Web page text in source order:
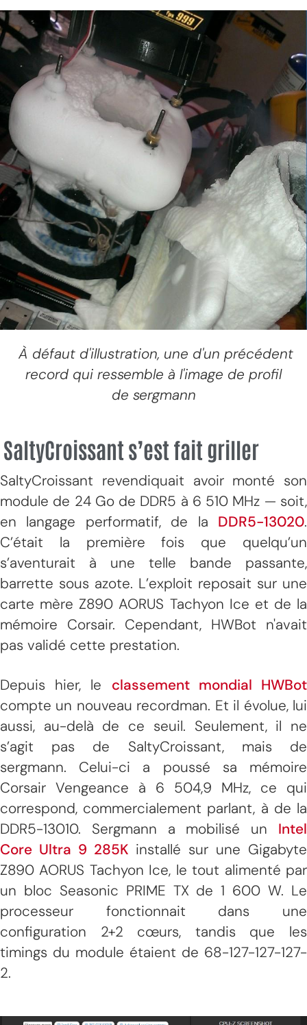
À défaut d'illustration, une d'un précédent
record qui ressemble à l'image de profil
de sergmann
SaltyCroissant s’est fait griller
SaltyCroissant revendiquait avoir monté son
module de 24 Go de DDR5 à 6 510 MHz — soit,
en langage performatif, de la DDR5-13020.
C’était la première fois que quelqu’un
s’aventurait à une telle bande passante,
barrette sous azote. L’exploit reposait sur une
carte mère Z890 AORUS Tachyon Ice et de la
mémoire Corsair. Cependant, HWBot n'avait
pas validé cette prestation.
Depuis hier, le classement mondial HWBot
compte un nouveau recordman. Et il évolue, lui
aussi, au-delà de ce seuil. Seulement, il ne
s’agit pas de SaltyCroissant, mais de
sergmann. Celui-ci a poussé sa mémoire
Corsair Vengeance à 6 504,9 MHz, ce qui
correspond, commercialement parlant, à de la
DDR5-13010. Sergmann a mobilisé un Intel
Core Ultra 9 285K installé sur une Gigabyte
Z890 AORUS Tachyon Ice, le tout alimenté par
un bloc Seasonic PRIME TX de 1 600 W. Le
processeur fonctionnait dans une
configuration 2+2 cœurs, tandis que les
timings du module étaient de 68-127-127-127-
2.